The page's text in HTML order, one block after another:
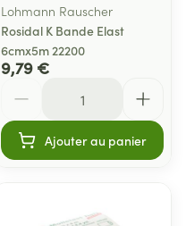
Lohmann Rauscher
Rosidal K Bande Elast
6cmx5m 22200
9,79 €
Ajouter au panier